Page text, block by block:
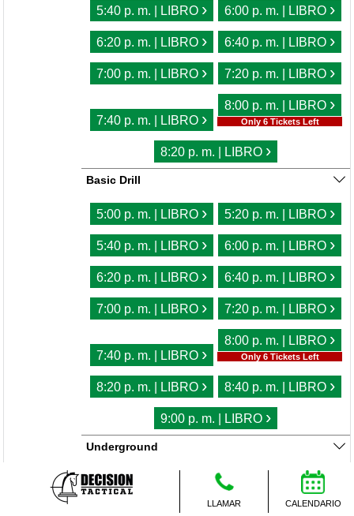
5:40 p. m. | LIBRO › 6:00 p. m. | LIBRO ›
6:20 p. m. | LIBRO › 6:40 p. m. | LIBRO ›
7:00 p. m. | LIBRO › 7:20 p. m. | LIBRO ›
7:40 p. m. | LIBRO ›
8:00 p. m. | LIBRO ›
Only 6 Tickets Left
8:20 p. m. | LIBRO ›
Basic Drill
5:00 p. m. | LIBRO › 5:20 p. m. | LIBRO ›
5:40 p. m. | LIBRO › 6:00 p. m. | LIBRO ›
6:20 p. m. | LIBRO › 6:40 p. m. | LIBRO ›
7:00 p. m. | LIBRO › 7:20 p. m. | LIBRO ›
7:40 p. m. | LIBRO ›
8:00 p. m. | LIBRO ›
Only 6 Tickets Left
8:20 p. m. | LIBRO › 8:40 p. m. | LIBRO ›
9:00 p. m. | LIBRO ›
Underground
11:00 AM
LLAMAR CALENDARIO